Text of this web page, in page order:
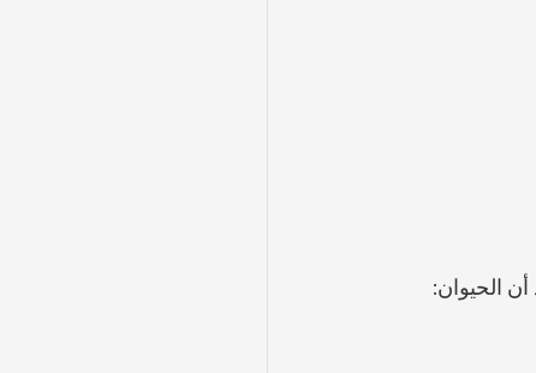
الحيوان: